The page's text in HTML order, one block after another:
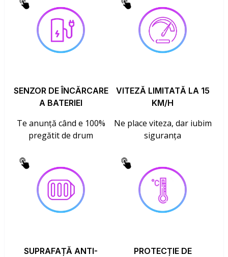
SENZOR DE ÎNCĂRCARE
A BATERIEI
Te anunță când e 100%
pregătit de drum
VITEZĂ LIMITATĂ LA 15
KM/H
Ne place viteza, dar iubim
siguranța
SUPRAFAȚĂ ANTI-
PROTECȚIE DE